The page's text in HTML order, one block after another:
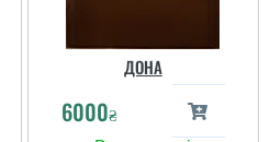
ДОНА
6000₴